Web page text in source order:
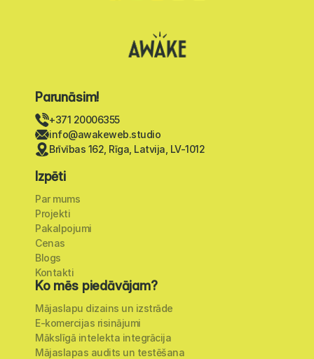
Parunāsim!
+371 20006355
info@awakeweb.studio
Brīvības 162, Rīga, Latvija, LV-1012
Izpēti
Par mums
Projekti
Pakalpojumi
Cenas
Blogs
Kontakti
Ko mēs piedāvājam?
Mājaslapu dizains un izstrāde
E-komercijas risinājumi
Mākslīgā intelekta integrācija
Mājaslapas audits un testēšana